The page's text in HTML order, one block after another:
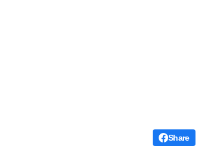
Share